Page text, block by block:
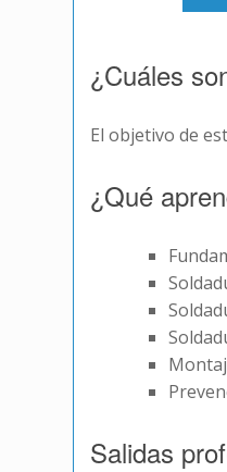
¿Cuáles
El objetivo de
¿Qué
Salidas